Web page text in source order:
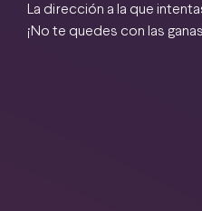
La dirección a la que
¡No te quedes con las